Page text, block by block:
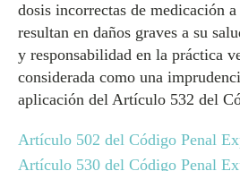
dosis incorrectas de medicación
resultan en daños graves a su
y responsabilidad en la práctica
considerada como una
aplicación del Artículo 532 del
Artículo 502 del Código Penal
Artículo 530 del Código Penal